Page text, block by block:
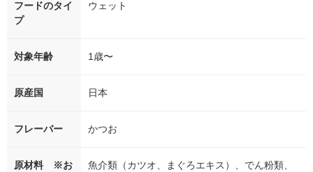
フードのタイ
プ
ウェット
対象年齢 1歳〜
原産国 日本
フレーバー かつお
原材料 ※お
魚介類（カツオ、まぐろエキス）、でん粉類、